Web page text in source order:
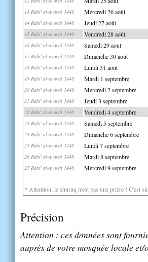
13 Rabi' al-awwal 1448 Mercredi 26 août
14 Rabi' al-awwal 1448 Jeudi 27 août
15 Rabi' al-awwal 1448 Vendredi 28 août
16 Rabi' al-awwal 1448 Samedi 29 août
17 Rabi' al-awwal 1448 Dimanche 30 août
18 Rabi' al-awwal 1448 Lundi 31 août
19 Rabi' al-awwal 1448 Mardi 1 septembre
20 Rabi' al-awwal 1448 Mercredi 2 septembre
21 Rabi' al-awwal 1448 Jeudi 3 septembre
22 Rabi' al-awwal 1448 Vendredi 4 septembre
23 Rabi' al-awwal 1448 Samedi 5 septembre
24 Rabi' al-awwal 1448 Dimanche 6 septembre
25 Rabi' al-awwal 1448 Lundi 7 septembre
26 Rabi' al-awwal 1448 Mardi 8 septembre
27 Rabi' al-awwal 1448 Mercredi 9 septembre
* Attention, le shuruq n'est pas une prière ! C'est
Précision
Attention : ces données sont
auprès de votre mosquée locale